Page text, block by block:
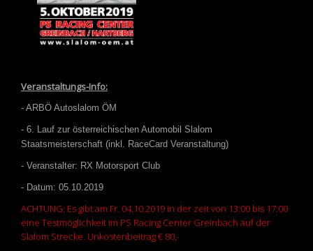
Veranstaltungs-Info:
- ARBÖ Autoslalom ÖM
- 6. Lauf zur österreichischen Automobil Slalom
Staatsmeisterschaft (inkl. RaceCard Veranstaltung)
- Veranstalter: RX Motorsport Club
- Datum: 05.10.2019
ACHTUNG: Es gibt am Fr. 04.10.2019 in der zeit von 13:00 bis 17:00
eine Testmöglichkeit im PS Racing Center Greinbach auf der
Slalom Strecke. Unkostenbeitrag € 80,-